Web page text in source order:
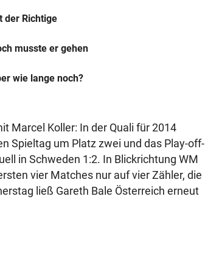
der Richtige
musste er gehen
wie lange noch?
Marcel Koller: In der Quali für 2014
Spieltag um Platz zwei und das Play-off-
in Schweden 1:2. In Blickrichtung WM
vier Matches nur auf vier Zähler, die
ließ Gareth Bale Österreich erneut